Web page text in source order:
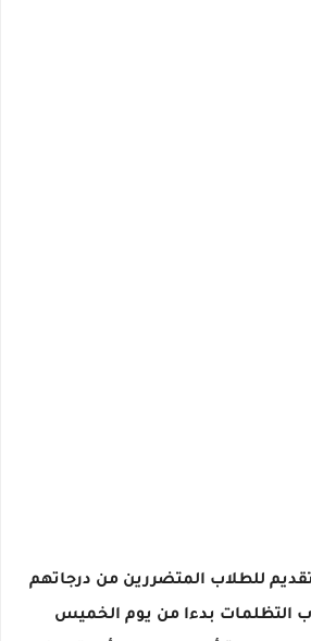
للطلاب المتضررين من درجاتهم
التظلمات بدءا من يوم الخميس